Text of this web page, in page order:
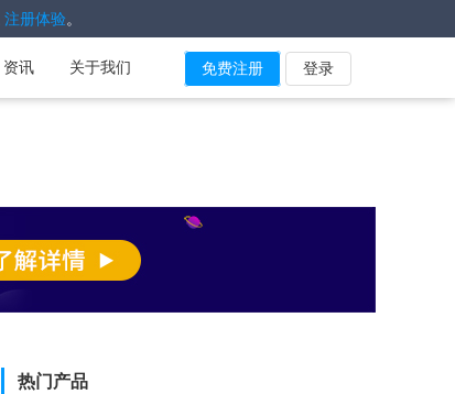
注册体验。
资讯 关于我们 免费注册 登录
热门产品